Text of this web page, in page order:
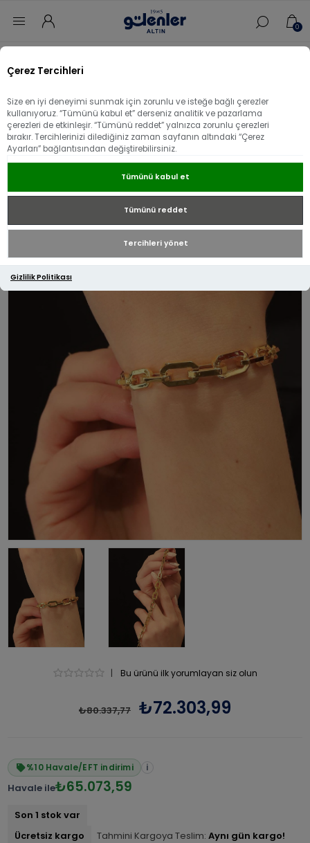
Çerez Tercihleri
Size en iyi deneyimi sunmak için zorunlu ve isteğe bağlı çerezler
kullanıyoruz. “Tümünü kabul et” derseniz analitik ve pazarlama
çerezleri de etkinleşir. “Tümünü reddet” yalnızca zorunlu çerezleri
bırakır. Tercihlerinizi dilediğiniz zaman sayfanın altındaki “Çerez
Ayarları” bağlantısından değiştirebilirsiniz.
Tümünü kabul et
Tümünü reddet
Tercihleri yönet
Gizlilik Politikası
0
22 Ayar Altın Geometrik Model Ataç Bileklik
22 Ayar Altın Geometrik Model Ataç
Bileklik
| Bu ürünü ilk yorumlayan siz olun
₺80.337,77 ₺72.303,99
%10 Havale/EFT indirimi i
Havale ile₺65.073,59
Son 1 stok var
Ücretsiz kargo
Tahmini Kargoya Teslim: Aynı gün kargo!